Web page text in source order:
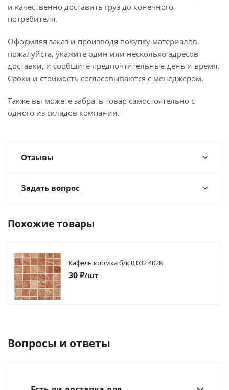
и качественно доставить груз до конечного
потребителя.
Оформляя заказ и производя покупку материалов,
пожалуйста, укажите один или несколько адресов
доставки, и сообщите предпочтительные день и время.
Сроки и стоимость согласовываются с менеджером.
Также вы можете забрать товар самостоятельно с
одного из складов компании.
Отзывы
Задать вопрос
Похожие товары
Кафель кромка б/к 0,032 4028
30₽/шт
Вопросы и ответы